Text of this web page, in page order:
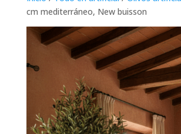
cm mediterráneo, New buisson